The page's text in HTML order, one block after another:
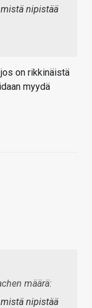
nipistää
on rikkinäistä
myydä
määrä:
nipistää